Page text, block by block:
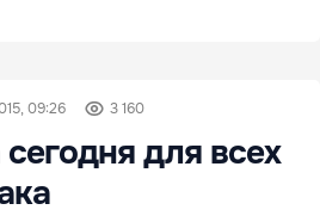
09:26 3 160
для всех